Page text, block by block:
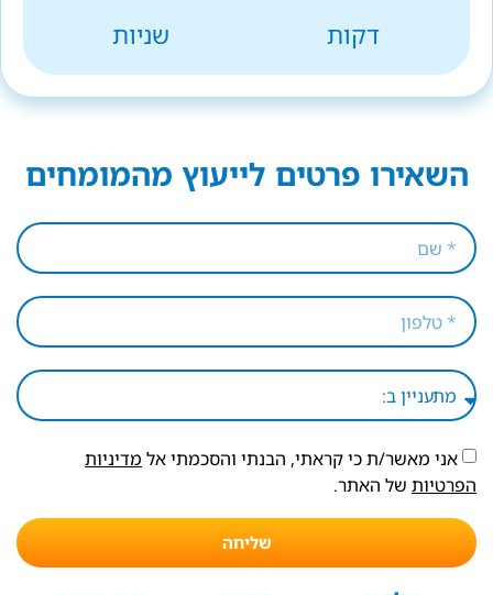
דקות
שניות
השאירו פרטים לייעוץ מהמומחים
אני מאשר/ת כי קראתי, הבנתי והסכמתי אל מדיניות
הפרטיות של האתר.
שליחה